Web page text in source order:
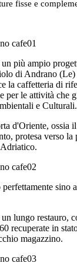
fisse e
più ampio
di Andrano
la caffetteria di
per le attività che
e Culturali.
d'Oriente, ossia
protesa verso
sino
lungo restauro,
recuperate in
magazzino.